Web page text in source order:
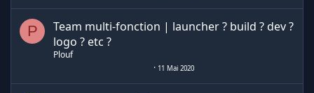
P
Team multi-fonction | launcher ? build ? dev ?
logo ? etc ?
Plouf
11 Mai 2020